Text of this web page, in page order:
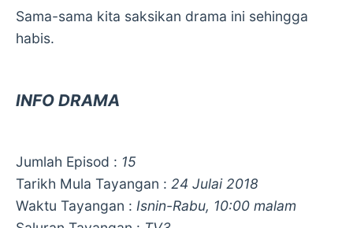
Sama-sama kita saksikan drama ini sehingga
habis.
INFO DRAMA
Jumlah Episod : 15
Tarikh Mula Tayangan : 24 Julai 2018
Waktu Tayangan : Isnin-Rabu, 10:00 malam